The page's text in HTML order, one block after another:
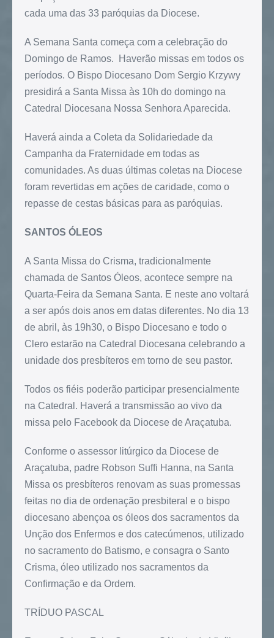
cada uma das 33 paróquias da Diocese.
A Semana Santa começa com a celebração do
Domingo de Ramos. Haverão missas em todos os
períodos. O Bispo Diocesano Dom Sergio Krzywy
presidirá a Santa Missa às 10h do domingo na
Catedral Diocesana Nossa Senhora Aparecida.
Haverá ainda a Coleta da Solidariedade da
Campanha da Fraternidade em todas as
comunidades. As duas últimas coletas na Diocese
foram revertidas em ações de caridade, como o
repasse de cestas básicas para as paróquias.
SANTOS ÓLEOS
A Santa Missa do Crisma, tradicionalmente
chamada de Santos Óleos, acontece sempre na
Quarta-Feira da Semana Santa. E neste ano voltará
a ser após dois anos em datas diferentes. No dia 13
de abril, às 19h30, o Bispo Diocesano e todo o
Clero estarão na Catedral Diocesana celebrando a
unidade dos presbíteros em torno de seu pastor.
Todos os fiéis poderão participar presencialmente
na Catedral. Haverá a transmissão ao vivo da
missa pelo Facebook da Diocese de Araçatuba.
Conforme o assessor litúrgico da Diocese de
Araçatuba, padre Robson Suffi Hanna, na Santa
Missa os presbíteros renovam as suas promessas
feitas no dia de ordenação presbiteral e o bispo
diocesano abençoa os óleos dos sacramentos da
Unção dos Enfermos e dos catecúmenos, utilizado
no sacramento do Batismo, e consagra o Santo
Crisma, óleo utilizado nos sacramentos da
Confirmação e da Ordem.
TRÍDUO PASCAL